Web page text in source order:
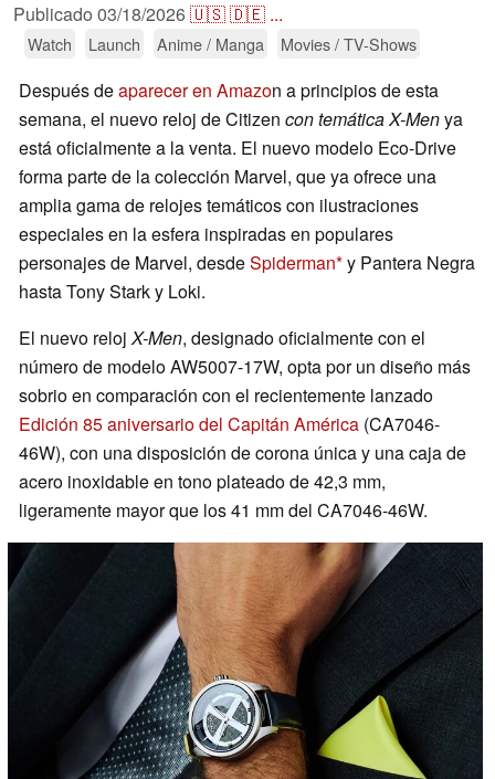
Publicado 03/18/2026🇺🇸🇩🇪 ...
Watch Launch Anime / Manga Movies / TV-Shows
Después deaparecer en Amazon a principios de esta
semana, el nuevo reloj de Citizen con temática X-Menya
está oficialmente a la venta. El nuevo modelo Eco-Drive
forma parte de la colección Marvel, que ya ofrece una
amplia gama de relojes temáticos con ilustraciones
especiales en la esfera inspiradas en populares
personajes de Marvel, desdeSpiderman y Pantera Negra
hasta Tony Stark y Loki.
El nuevo relojX-Men, designado oficialmente con el
número de modelo AW5007-17W, opta por un diseño más
sobrio en comparación con el recientemente lanzado
Edición 85 aniversario del Capitán América (CA7046-
46W), con una disposición de corona única y una caja de
acero inoxidable en tono plateado de 42,3 mm,
ligeramente mayor que los 41 mm del CA7046-46W.